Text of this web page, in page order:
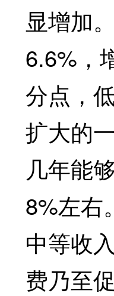
显增加
6.6%，
分点，
扩大的
几年能
8%左右
中等收
费乃至